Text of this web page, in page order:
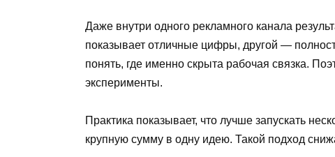
Даже внутри одного рекламного канала
показывает отличные цифры, другой —
понять, где именно скрыта рабочая связка.
эксперименты.
Практика показывает, что лучше запускать
крупную сумму в одну идею. Такой подход